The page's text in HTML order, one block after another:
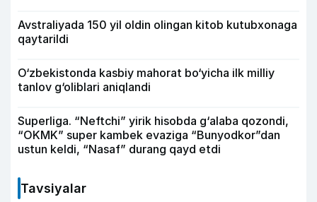
Avstraliyada 150 yil oldin olingan kitob kutubxonaga
qaytarildi
O‘zbekistonda kasbiy mahorat bo‘yicha ilk milliy
tanlov g‘oliblari aniqlandi
Superliga. “Neftchi” yirik hisobda g‘alaba qozondi,
“OKMK” super kambek evaziga “Bunyodkor”dan
ustun keldi, “Nasaf” durang qayd etdi
Tavsiyalar